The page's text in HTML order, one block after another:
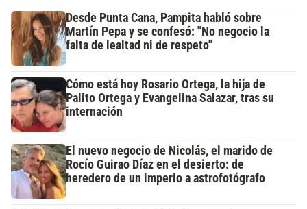
Desde Punta Cana, Pampita habló sobre
Martín Pepa y se confesó: "No negocio la
falta de lealtad ni de respeto"
Cómo está hoy Rosario Ortega, la hija de
Palito Ortega y Evangelina Salazar, tras su
internación
El nuevo negocio de Nicolás, el marido de
Rocío Guirao Díaz en el desierto: de
heredero de un imperio a astrofotógrafo